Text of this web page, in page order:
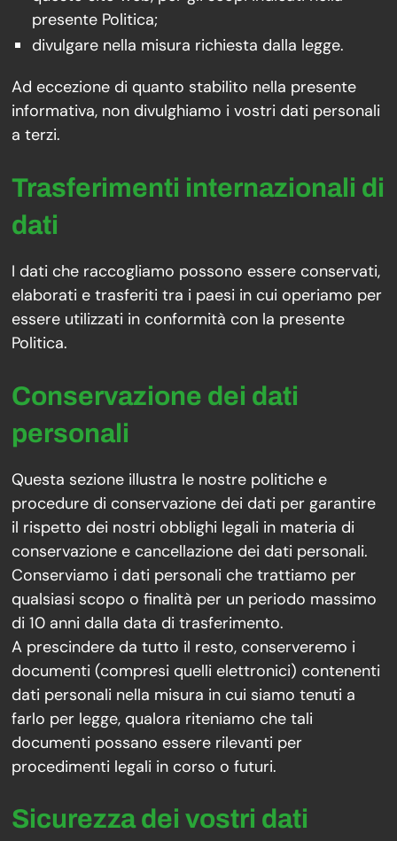
presente Politica;
divulgare nella misura richiesta dalla legge.
Ad eccezione di quanto stabilito nella presente
informativa, non divulghiamo i vostri dati personali
a terzi.
Trasferimenti internazionali di
dati
I dati che raccogliamo possono essere conservati,
elaborati e trasferiti tra i paesi in cui operiamo per
essere utilizzati in conformità con la presente
Politica.
Conservazione dei dati
personali
Questa sezione illustra le nostre politiche e
procedure di conservazione dei dati per garantire
il rispetto dei nostri obblighi legali in materia di
conservazione e cancellazione dei dati personali.
Conserviamo i dati personali che trattiamo per
qualsiasi scopo o finalità per un periodo massimo
di 10 anni dalla data di trasferimento.
A prescindere da tutto il resto, conserveremo i
documenti (compresi quelli elettronici) contenenti
dati personali nella misura in cui siamo tenuti a
farlo per legge, qualora riteniamo che tali
documenti possano essere rilevanti per
procedimenti legali in corso o futuri.
Sicurezza dei vostri dati